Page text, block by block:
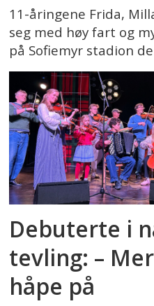
11-åringene Frida,
seg med høy fart og
på Sofiemyr stadion
Debuterte i
tevling: –
håpe på